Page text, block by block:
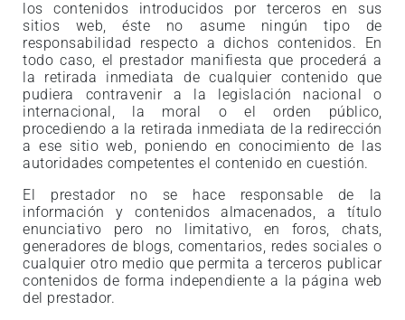
los contenidos introducidos por terceros en sus
sitios web, éste no asume ningún tipo de
responsabilidad respecto a dichos contenidos. En
todo caso, el prestador manifiesta que procederá a
la retirada inmediata de cualquier contenido que
pudiera contravenir a la legislación nacional o
internacional, la moral o el orden público,
procediendo a la retirada inmediata de la redirección
a ese sitio web, poniendo en conocimiento de las
autoridades competentes el contenido en cuestión.
El prestador no se hace responsable de la
información y contenidos almacenados, a título
enunciativo pero no limitativo, en foros, chats,
generadores de blogs, comentarios, redes sociales o
cualquier otro medio que permita a terceros publicar
contenidos de forma independiente a la página web
del prestador.